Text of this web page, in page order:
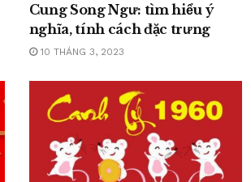
Cung Song Ngư: tìm hiểu ý
nghĩa, tính cách đặc trưng
10 THÁNG 3, 2023